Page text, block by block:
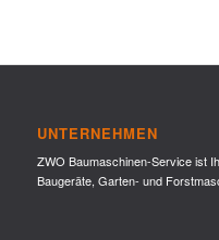
UNTERNEHMEN
ZWO Baumaschinen-Service ist
Baugeräte, Garten- und